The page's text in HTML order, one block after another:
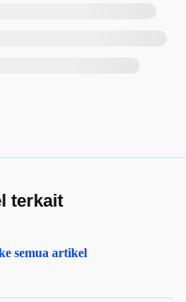
terkait
semua artikel